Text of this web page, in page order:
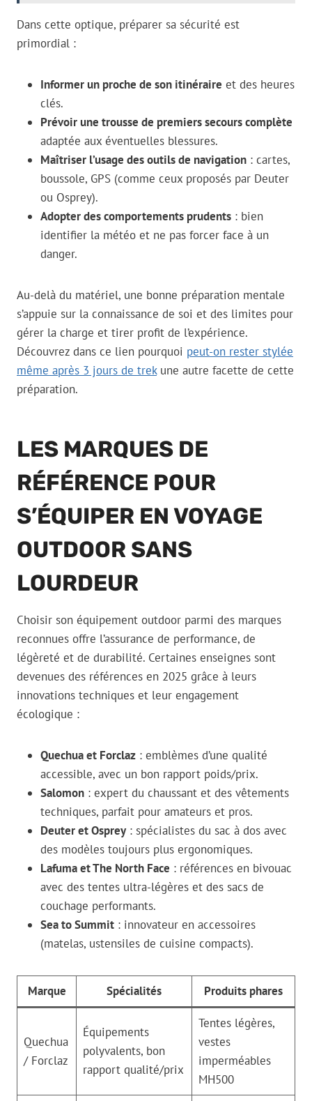
Dans cette optique, préparer sa sécurité est
primordial :
Informer un proche de son itinéraire et des heures
clés.
Prévoir une trousse de premiers secours complète
adaptée aux éventuelles blessures.
Maîtriser l’usage des outils de navigation : cartes,
boussole, GPS (comme ceux proposés par Deuter
ou Osprey).
Adopter des comportements prudents : bien
identifier la météo et ne pas forcer face à un
danger.
Au-delà du matériel, une bonne préparation mentale
s’appuie sur la connaissance de soi et des limites pour
gérer la charge et tirer profit de l’expérience.
Découvrez dans ce lien pourquoi peut-on rester stylée
même après 3 jours de trekune autre facette de cette
préparation.
LES MARQUES DE
RÉFÉRENCE POUR
S’ÉQUIPER EN VOYAGE
OUTDOOR SANS
LOURDEUR
Choisir son équipement outdoor parmi des marques
reconnues offre l’assurance de performance, de
légèreté et de durabilité. Certaines enseignes sont
devenues des références en 2025 grâce à leurs
innovations techniques et leur engagement
écologique :
Quechua et Forclaz : emblèmes d’une qualité
accessible, avec un bon rapport poids/prix.
Salomon : expert du chaussant et des vêtements
techniques, parfait pour amateurs et pros.
Deuter et Osprey : spécialistes du sac à dos avec
des modèles toujours plus ergonomiques.
Lafuma et The North Face : références en bivouac
avec des tentes ultra-légères et des sacs de
couchage performants.
Sea to Summit : innovateur en accessoires
(matelas, ustensiles de cuisine compacts).
Marque Spécialités Produits phares
Quechua
/ Forclaz
Équipements
polyvalents, bon
rapport qualité/prix
Tentes légères,
vestes
imperméables
MH500